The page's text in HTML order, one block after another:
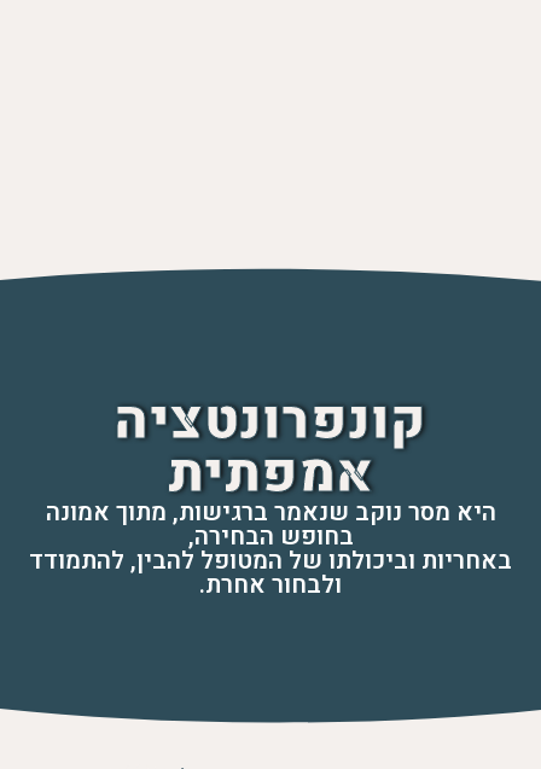
קונפרונטציה
אמפתית
היא מסר נוקב שנאמר ברגישות, מתוך אמונה
בחופש הבחירה,
באחריות וביכולתו של המטופל להבין, להתמודד
ולבחור אחרת.